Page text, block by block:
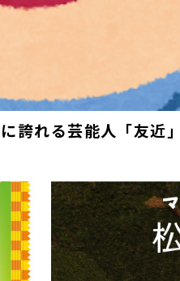
れる芸能人「友近